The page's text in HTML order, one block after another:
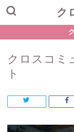
ク
クロスコミ
ト